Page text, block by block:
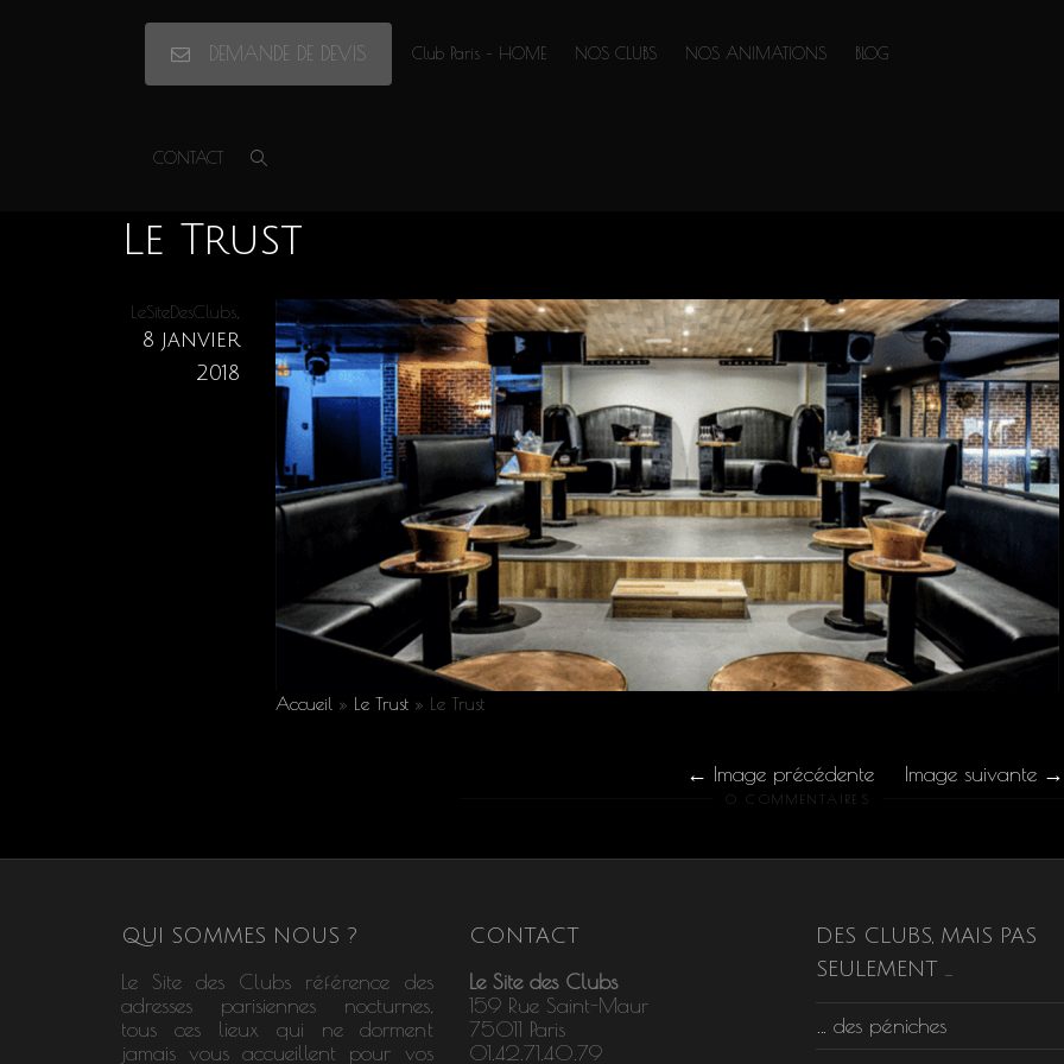
DEMANDE DE DEVIS Club Paris – HOME NOS CLUBS NOS ANIMATIONS BLOG
CONTACT
Le Trust
LeSiteDesClubs
8 janvier
2018
Accueil » Le Trust » Le Trust
Image précédente Image suivante
0 COMMENTAIRES
QUI SOMMES NOUS ?
Le Site des Clubs référence des
adresses parisiennes nocturnes,
tous ces lieux qui ne dorment
jamais vous accueillent pour vos
CONTACT
Le Site des Clubs
159 Rue Saint-Maur
75011 Paris
01.42.71.40.79
DES CLUBS, MAIS PAS
SEULEMENT …
… des péniches